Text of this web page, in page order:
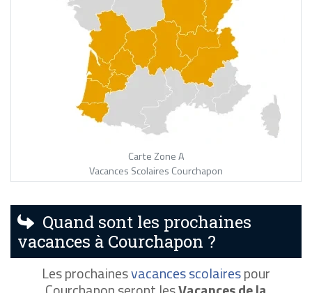
Carte Zone A
Vacances Scolaires Courchapon
Quand sont les prochaines
vacances à Courchapon ?
Les prochainesvacances scolairespour